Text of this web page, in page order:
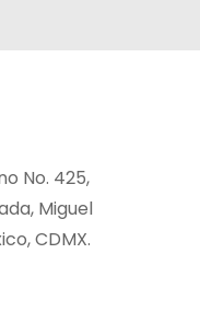
No. 425,
Miguel
CDMX.